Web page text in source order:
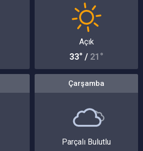
Açık
33° / 21°
Çarşamba
Parçalı Bulutlu